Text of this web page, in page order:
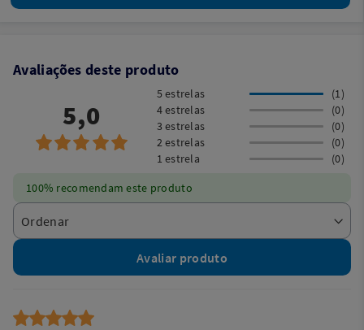
Avaliações deste produto
5,0
5 estrelas
(1)
4 estrelas
(0)
3 estrelas
(0)
2 estrelas
(0)
1 estrela
(0)
100% recomendam este produto
Avaliar produto